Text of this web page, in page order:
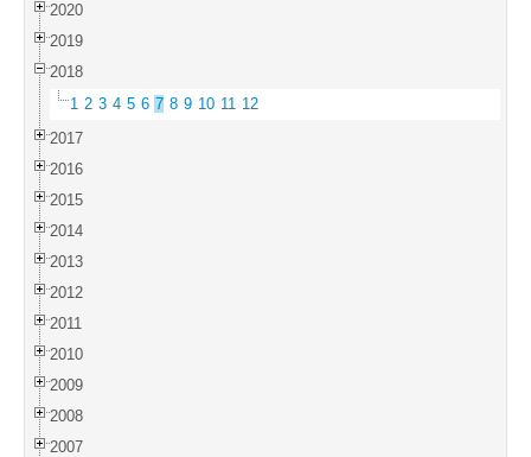
2020
2019
2018
1 2 3 4 5 6 7 8 9 10 11 12
2017
2016
2015
2014
2013
2012
2011
2010
2009
2008
2007